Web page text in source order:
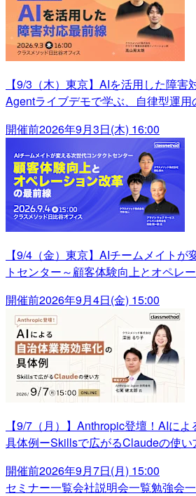
【9/3（木）東京】AIを活用した障害
Agentライブデモで学ぶ、自律型運用
開催前2026年9月3日(木) 16:00
【9/4（金）東京】AIチームメイトが
トセンター～顧客体験向上とオペレ
開催前2026年9月4日(金) 15:00
【9/7（月）】Anthropic登壇！AIに
具体例ーSkillsで広がるClaudeの使い
開催前2026年9月7日(月) 15:00
セミナー一覧会社説明会一覧勉強会